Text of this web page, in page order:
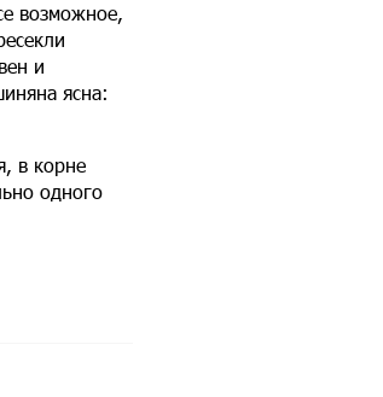
возможное,
и
ясна:
в корне
одного